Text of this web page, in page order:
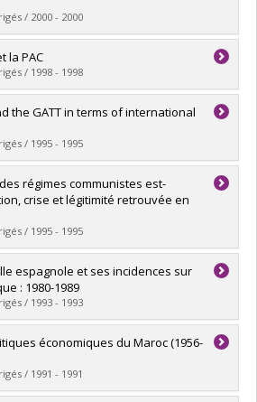
dans Papyrus
/ 2000 - 2000
Patrick
la PAC
/ 1998 - 1998
Frederico
dans Papyrus
the GATT in terms of international
/ 1995 - 1995
Bong
dans Papyrus
régimes communistes est-
crise et légitimité retrouvée en
/ 1995 - 1995
dans Papyrus
espagnole et ses incidences sur
: 1980-1989
/ 1993 - 1993
dans Papyrus
économiques du Maroc (1956-
/ 1991 - 1991